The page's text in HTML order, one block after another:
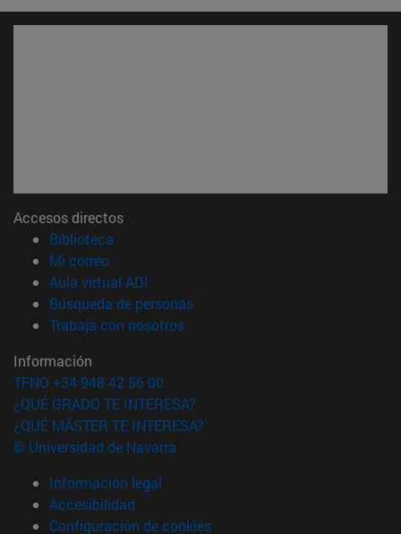
Accesos directos
Biblioteca
Mi correo(abre en nueva ventana)
Aula virtual ADI
Búsqueda de personas(abre en nueva ventana)
Trabaja con nosotros(abre en nueva ventana)
Información
TFNO +34 948 42 56 00
¿QUÉ GRADO TE INTERESA?
¿QUÉ MÁSTER TE INTERESA?
© Universidad de Navarra
Información legal
Accesibilidad
Configuración de cookies